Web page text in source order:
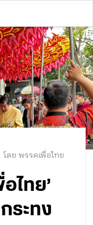
โดย พรรคเพื่อไทย
ไทย’
ระทง